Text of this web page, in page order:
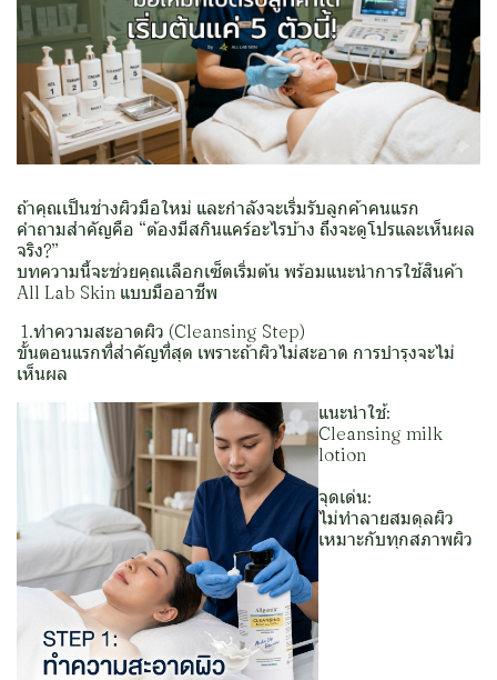
ถ้าคุณเป็นช่างผิวมือใหม่ และกำลังจะเริ่มรับลูกค้าคนแรก
คำถามสำคัญคือ “ต้องมีสกินแคร์อะไรบ้าง ถึงจะดูโปรและเห็นผล
จริง?”
บทความนี้จะช่วยคุณเลือกเซ็ตเริ่มต้น พร้อมแนะนำการใช้สินค้า
All Lab Skin แบบมืออาชีพ
1.ทำความสะอาดผิว (Cleansing Step)
ขั้นตอนแรกที่สำคัญที่สุด เพราะถ้าผิวไม่สะอาด การบำรุงจะไม่
เห็นผล
แนะนำใช้:
Cleansing milk
lotion
จุดเด่น:
ไม่ทำลายสมดุลผิว
เหมาะกับทุกสภาพผิว